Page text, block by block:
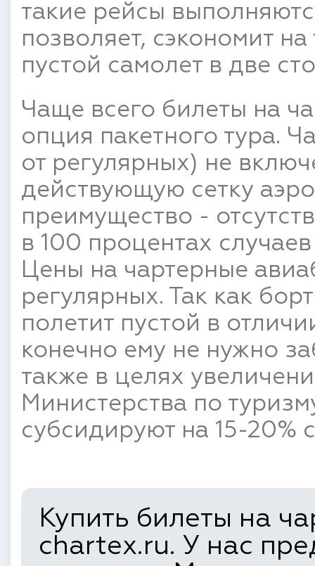
такие рейсы
позволяет, сэкономит
пустой самолет в две
Чаще всего билеты на
опция пакетного тура.
от регулярных) не
действующую сетку
преимущество -
в 100 процентах
Цены на чартерные
регулярных. Так как
полетит пустой в
конечно ему не нужно
также в целях
Министерства по
субсидируют на 15-20%
Купить билеты на
chartex.ru. У нас